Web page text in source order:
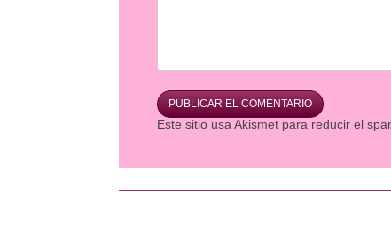
Este sitio usa Akismet para reducir el